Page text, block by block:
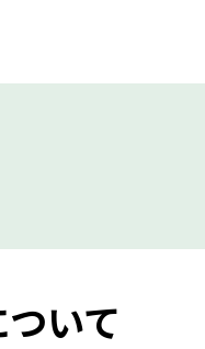
いて